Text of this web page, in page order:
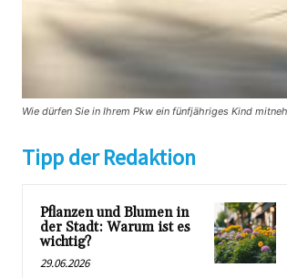
Wie dürfen Sie in Ihrem Pkw ein fünfjähriges Kind
Tipp der Redaktion
Pflanzen und Blumen in
der Stadt: Warum ist es
wichtig?
29.06.2026